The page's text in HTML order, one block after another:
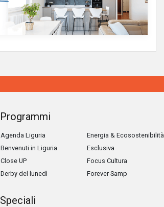
Programmi
Agenda Liguria
Benvenuti in Liguria
Close UP
Derby del lunedì
Energia & Ecosostenibilità
Esclusiva
Focus Cultura
Forever Samp
Speciali